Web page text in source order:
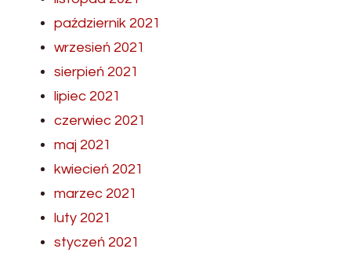
październik 2021
wrzesień 2021
sierpień 2021
lipiec 2021
czerwiec 2021
maj 2021
kwiecień 2021
marzec 2021
luty 2021
styczeń 2021